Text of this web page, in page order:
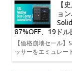
【
ョ
87%OFF、19ド
【価格崩壊セール】
ッサーをエミュレー